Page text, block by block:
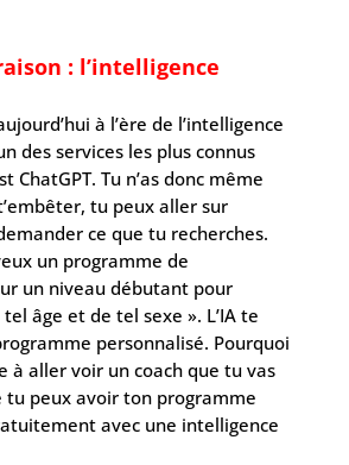
: l’intelligence
à l’ère de l’intelligence
des services les plus connus
ChatGPT. Tu n’as donc même
tu peux aller sur
ce que tu recherches.
un programme de
un niveau débutant pour
âge et de tel sexe ». L’IA te
personnalisé. Pourquoi
à aller voir un coach que tu vas
tu peux avoir ton programme
avec une intelligence